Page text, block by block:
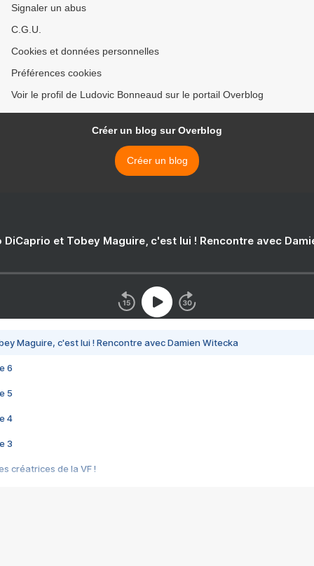
Signaler un abus
C.G.U.
Cookies et données personnelles
Préférences cookies
Voir le profil de Ludovic Bonneaud sur le portail Overblog
Créer un blog sur Overblog
Créer un blog
DiCaprio et Tobey Maguire, c'est lui ! Rencontre avec
Maguire, c'est lui ! Rencontre avec Damien Witecka
6
5
4
3
créatrices de la VF !